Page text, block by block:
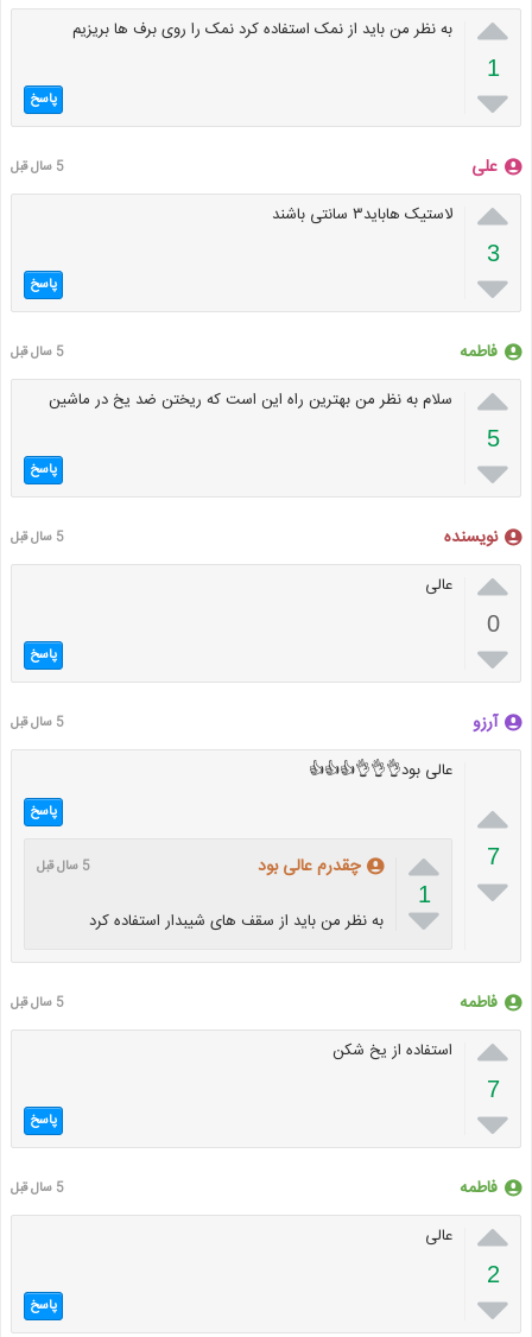

1

به نظر من باید از نمک استفاده کرد نمک را روی برف ها بریزیم
پاسخ
علی 5 سال قبل

3

لاستیک هاباید۳ سانتی باشند
پاسخ
فاطمه 5 سال قبل

5

سلام به نظر من بهترین راه این است که ریختن ضد یخ در ماشین
پاسخ
نویسنده 5 سال قبل

0

عالی
پاسخ
آرزو 5 سال قبل

7

عالی بود👌👌👌👍👍👍
پاسخ

1

چقدرم عالی بود 5 سال قبل
به نظر من باید از سقف های شیبدار استفاده کرد
فاطمه 5 سال قبل

7

استفاده از یخ شکن
پاسخ
فاطمه 5 سال قبل

2

عالی
پاسخ